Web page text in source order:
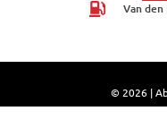
Van
© 2026 |